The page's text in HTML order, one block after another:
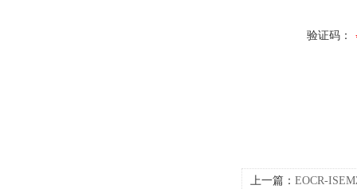
验证码：
上一篇： EOCR-